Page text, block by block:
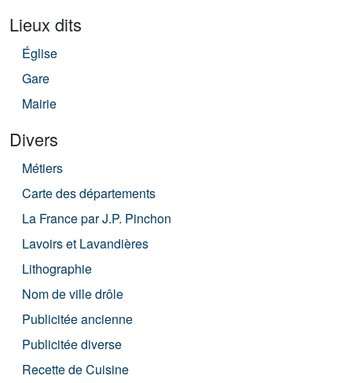
Lieux dits
Église
Gare
Mairie
Divers
Métiers
Carte des départements
La France par J.P. Pinchon
Lavoirs et Lavandières
Lithographie
Nom de ville drôle
Publicitée ancienne
Publicitée diverse
Recette de Cuisine